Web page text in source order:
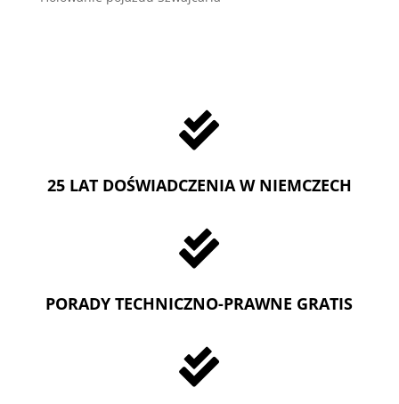

25 LAT DOŚWIADCZENIA W NIEMCZECH

PORADY TECHNICZNO-PRAWNE GRATIS
